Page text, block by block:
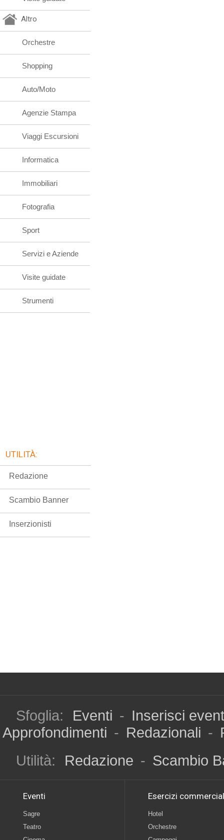
Altro
Orchestre
Shopping
Auto/Moto
Agenzie Stampa
Viaggi Escursioni
Informatica
Immobiliari
Fotografia
Sport
Servizi e Aziende
Visite guidate
Strumenti
UTILITÀ:
Redazione
Scambio Banner
Inserzionisti
Sfoglia: Eventi - Inserisci
Approfondimenti - Redazionali -
Utilità:
Redazione - Scambio
Eventi
Sagre
Teatro
Esercizi
Hotel
Orchestre